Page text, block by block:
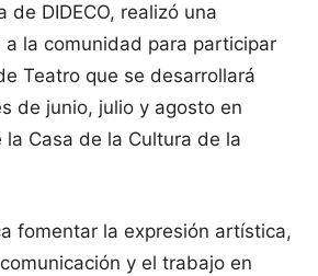
de DIDECO, realizó una
la comunidad para participar
Teatro que se desarrollará
de junio, julio y agosto en
Casa de la Cultura de la
fomentar la expresión artística,
y el trabajo en